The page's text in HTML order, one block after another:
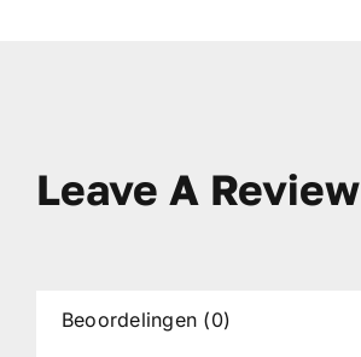
Leave A Review
Beoordelingen (0)